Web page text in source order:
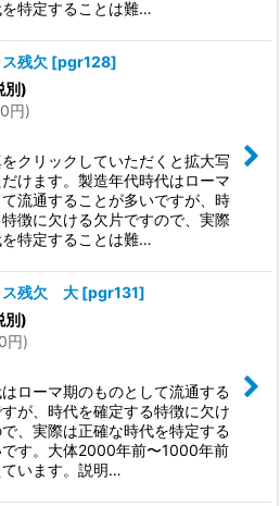
特定することは難…
残欠 [pgr128]
別)
円)
クリックしていただくと拡大写
けます。製造年代時代はローマ
流通することが多いですが、時
徴に欠ける欠片ですので、実際
特定することは難…
ス残欠 大 [pgr131]
別)
円)
ローマ期のものとして流通する
が、時代を確定する特徴に欠け
、実際は正確な時代を特定する
です。大体2000年前〜1000年前
います。説明…